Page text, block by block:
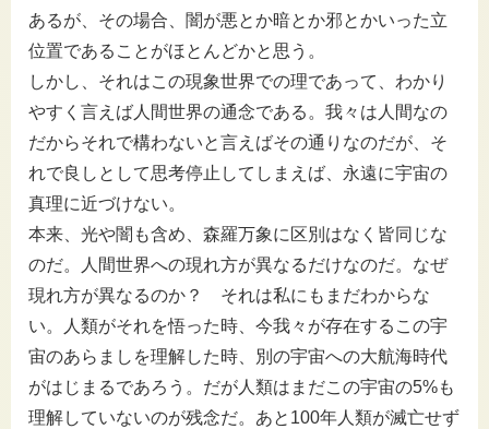
あるが、その場合、闇が悪とか暗とか邪とかいった立
位置であることがほとんどかと思う。
しかし、それはこの現象世界での理であって、わかり
やすく言えば人間世界の通念である。我々は人間なの
だからそれで構わないと言えばその通りなのだが、そ
れで良しとして思考停止してしまえば、永遠に宇宙の
真理に近づけない。
本来、光や闇も含め、森羅万象に区別はなく皆同じな
のだ。人間世界への現れ方が異なるだけなのだ。なぜ
現れ方が異なるのか？ それは私にもまだわからな
い。人類がそれを悟った時、今我々が存在するこの宇
宙のあらましを理解した時、別の宇宙への大航海時代
がはじまるであろう。だが人類はまだこの宇宙の5%も
理解していないのが残念だ。あと100年人類が滅亡せず